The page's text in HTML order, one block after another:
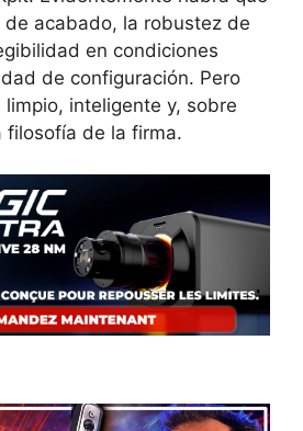
acabado, la robustez de
en condiciones
de configuración. Pero
inteligente y, sobre
filosofía de la firma.